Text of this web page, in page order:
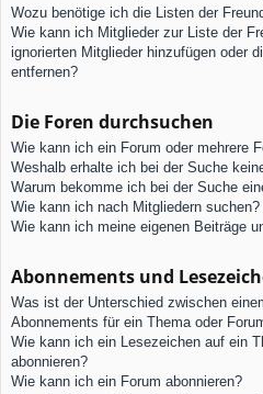
Wozu benötige ich die Listen der
Wie kann ich Mitglieder zur Liste der
ignorierten Mitglieder hinzufügen oder
entfernen?
Die Foren durchsuchen
Wie kann ich ein Forum oder mehrere
Weshalb erhalte ich bei der Suche
Warum bekomme ich bei der Suche
Wie kann ich nach Mitgliedern suchen?
Wie kann ich meine eigenen Beiträge
Abonnements und
Was ist der Unterschied zwischen
Abonnements für ein Thema oder
Wie kann ich ein Lesezeichen auf ein
abonnieren?
Wie kann ich ein Forum abonnieren?